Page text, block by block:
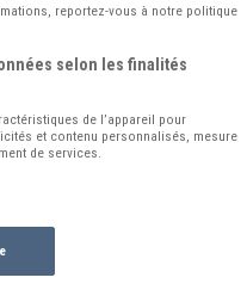
reportez-vous à notre politique
selon les finalités
de l’appareil pour
et contenu personnalisés, mesure
de services.